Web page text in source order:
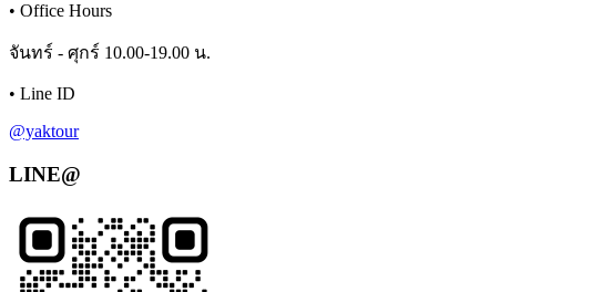
• Office Hours
จันทร์ - ศุกร์ 10.00-19.00 น.
• Line ID
@yaktour
LINE@